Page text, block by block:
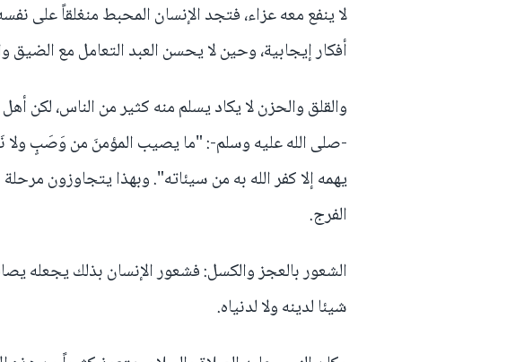
لا ينفع معه عزاء، فتجد الإنسان المحبط منغلقاً على
أفكار إيجابية، وحين لا يحسن العبد التعامل مع الضيق
والقلق والحزن لا يكاد يسلم منه كثير من الناس، لكن
-صلى الله عليه وسلم-: "ما يصيب المؤمنَ من وَصَبٍ ولا
يهمه إلا كفر الله به من سيئاته". وبهذا يتجاوزون
الفرج.
الشعور بالعجز والكسل: فشعور الإنسان بذلك يجعله
شيئا لدينه ولا لدنياه.